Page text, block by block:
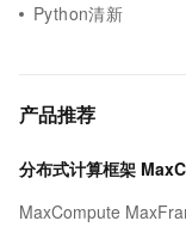
Python清新
产品推荐
分布式计算框架
MaxCompute